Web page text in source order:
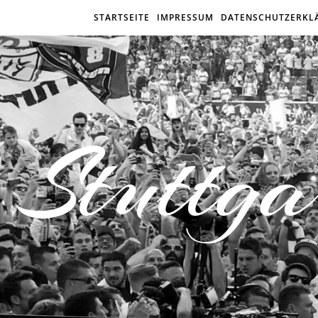
STARTSEITE IMPRESSUM